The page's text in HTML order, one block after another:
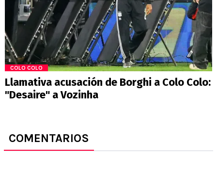
COLO COLO
Llamativa acusación de Borghi a Colo Colo:
"Desaire" a Vozinha
COMENTARIOS